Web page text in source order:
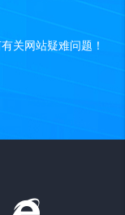
关网站疑难问题！